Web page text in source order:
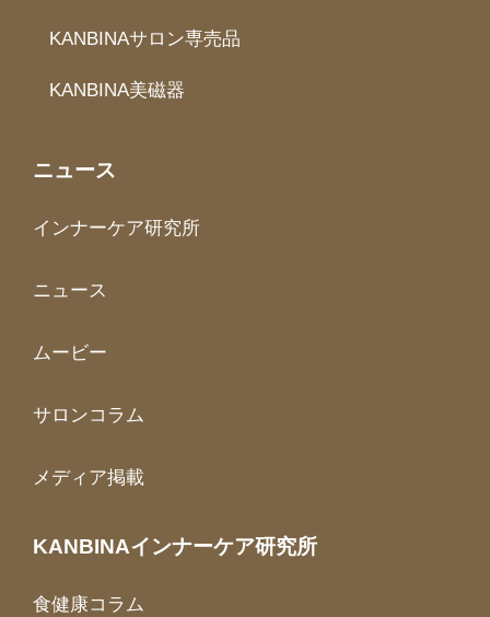
KANBINAサロン専売品
KANBINA美磁器
ニュース
インナーケア研究所
ニュース
ムービー
サロンコラム
メディア掲載
KANBINAインナーケア研究所
食健康コラム